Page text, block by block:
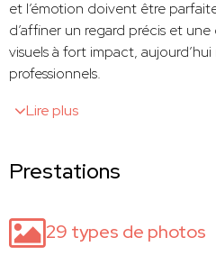
et l’émotion doivent être
d’affiner un regard précis et
visuels à fort impact, aujourd’hui
professionnels.
Lire plus
Prestations
29 types de photos